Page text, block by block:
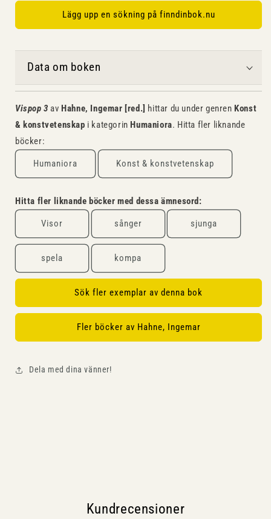
Lägg upp en sökning på finndinbok.nu
Data om boken
Vispop 3 avHahne, Ingemar [red.] hittar du under genrenKonst
& konstvetenskap i kategorinHumaniora. Hitta fler liknande
böcker:
Humaniora Konst & konstvetenskap
Hitta fler liknande böcker med dessa ämnesord:
Visor sånger sjunga
spela kompa
Sök fler exemplar av denna bok
Fler böcker av Hahne, Ingemar
Dela med dina vänner!
Kundrecensioner